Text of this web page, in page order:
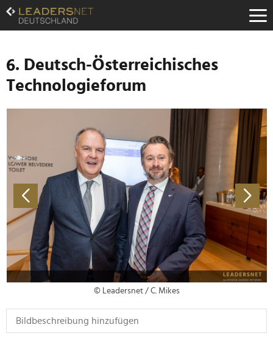
Zum
Inhalt
Zur
Navigation
Zur
Hauptnavigation
6. Deutsch-Österreichisches
Technologieforum
© Leadersnet / C. Mikes